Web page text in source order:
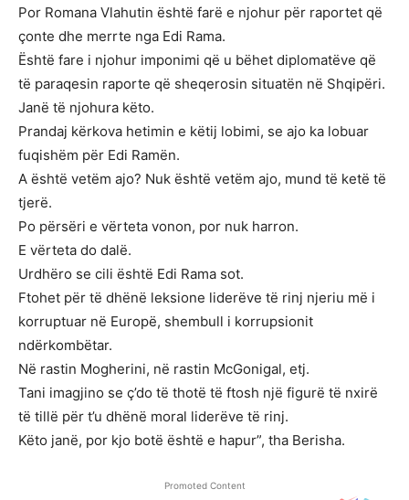
Por Romana Vlahutin është farë e njohur për raportet që
çonte dhe merrte nga Edi Rama.
Është fare i njohur imponimi që u bëhet diplomatëve që
të paraqesin raporte që sheqerosin situatën në Shqipëri.
Janë të njohura këto.
Prandaj kërkova hetimin e këtij lobimi, se ajo ka lobuar
fuqishëm për Edi Ramën.
A është vetëm ajo? Nuk është vetëm ajo, mund të ketë të
tjerë.
Po përsëri e vërteta vonon, por nuk harron.
E vërteta do dalë.
Urdhëro se cili është Edi Rama sot.
Ftohet për të dhënë leksione liderëve të rinj njeriu më i
korruptuar në Europë, shembull i korrupsionit
ndërkombëtar.
Në rastin Mogherini, në rastin McGonigal, etj.
Tani imagjino se ç’do të thotë të ftosh një figurë të nxirë
të tillë për t’u dhënë moral liderëve të rinj.
Këto janë, por kjo botë është e hapur”, tha Berisha.
Promoted Content